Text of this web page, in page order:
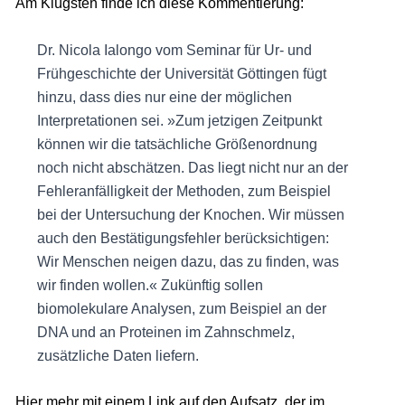
Am Klügsten finde ich diese Kommentierung:
Dr. Nicola Ialongo vom Seminar für Ur- und
Frühgeschichte der Universität Göttingen fügt
hinzu, dass dies nur eine der möglichen
Interpretationen sei. »Zum jetzigen Zeitpunkt
können wir die tatsächliche Größenordnung
noch nicht abschätzen. Das liegt nicht nur an der
Fehleranfälligkeit der Methoden, zum Beispiel
bei der Untersuchung der Knochen. Wir müssen
auch den Bestätigungsfehler berücksichtigen:
Wir Menschen neigen dazu, das zu finden, was
wir finden wollen.« Zukünftig sollen
biomolekulare Analysen, zum Beispiel an der
DNA und an Proteinen im Zahnschmelz,
zusätzliche Daten liefern.